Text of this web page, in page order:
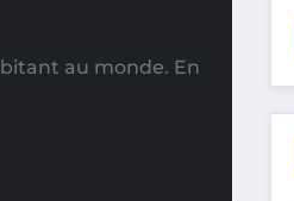
au monde. En